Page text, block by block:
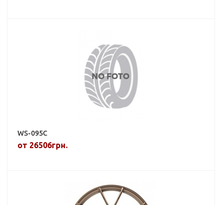
WS-095C
от 26506грн.